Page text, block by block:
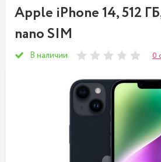
Apple iPhone 14, 512
nano SIM
В наличии 0